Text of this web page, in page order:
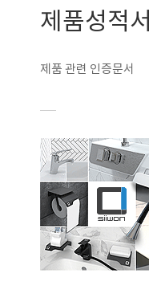
제품성적서
제품 관련 인증문서